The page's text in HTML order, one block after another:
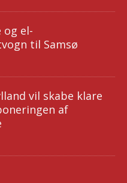
og el-
til Samsø
vil skabe klare
af